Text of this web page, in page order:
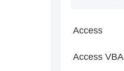
Access
Access VBA